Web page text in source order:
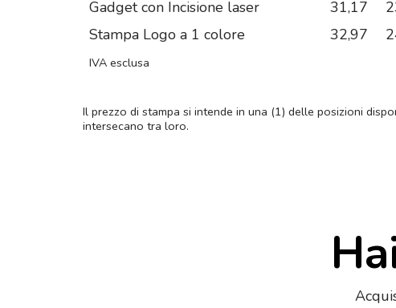
Gadget con Incisione laser
31,17
Stampa Logo a 1 colore
32,97
IVA esclusa
Il prezzo di stampa si intende in una (1) delle posizioni
intersecano tra loro.